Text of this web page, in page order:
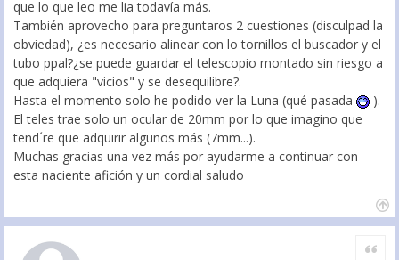
que lo que leo me lia todavía más.
También aprovecho para preguntaros 2 cuestiones (disculpad la
obviedad), ¿es necesario alinear con lo tornillos el buscador y el
tubo ppal?¿se puede guardar el telescopio montado sin riesgo a
que adquiera "vicios" y se desequilibre?.
Hasta el momento solo he podido ver la Luna (qué pasada
).
El teles trae solo un ocular de 20mm por lo que imagino que
tend´re que adquirir algunos más (7mm...).
Muchas gracias una vez más por ayudarme a continuar con
esta naciente afición y un cordial saludo
Citar